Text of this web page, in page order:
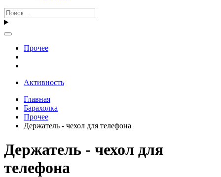
Прочее
Активность
Главная
Барахолка
Прочее
Держатель - чехол для телефона
Держатель - чехол для
телефона